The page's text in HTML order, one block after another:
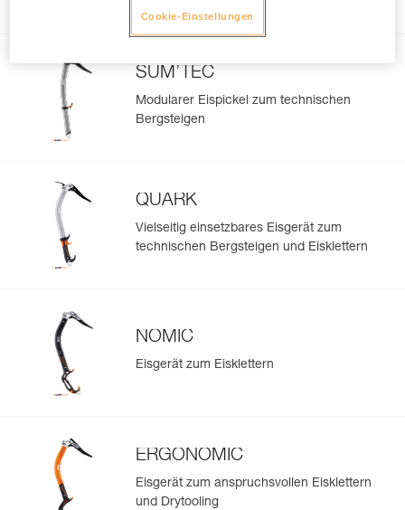
Verwandte Produkte
SUM’TEC
Modularer Eispickel zum technischen
Bergsteigen
QUARK
Vielseitig einsetzbares Eisgerät zum
technischen Bergsteigen und Eisklettern
NOMIC
Eisgerät zum Eisklettern
ERGONOMIC
Eisgerät zum anspruchsvollen Eisklettern
und Drytooling
Cookie-Einstellungen